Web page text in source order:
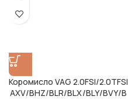
Коромисло VAG 2.0FSI/2.0TFSI
AXV/BHZ/BLR/BLX/BLY/BVY/B